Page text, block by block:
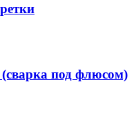
под флюсом)